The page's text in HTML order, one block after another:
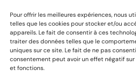
Pour offrir les meilleures expériences, nous
telles que les cookies pour stocker et/ou
appareils. Le fait de consentir à ces
traiter des données telles que le
uniques sur ce site. Le fait de ne pas
consentement peut avoir un effet négatif
et fonctions.
des Français effectuent des
internet avant d’acheter en
90